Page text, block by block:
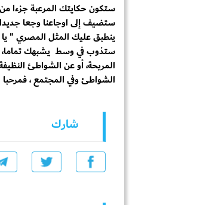
ستكون حكايتك المرعبة جزءا
ستضيف إلى اوجاعنا وجعا جديدا
ينطبق عليك المثل المصري " يا
ستذوب في وسط يشبهك تماما،
المريحة، أو عن الشواطئ
الشواطئ وفي المجتمع ،
شارك